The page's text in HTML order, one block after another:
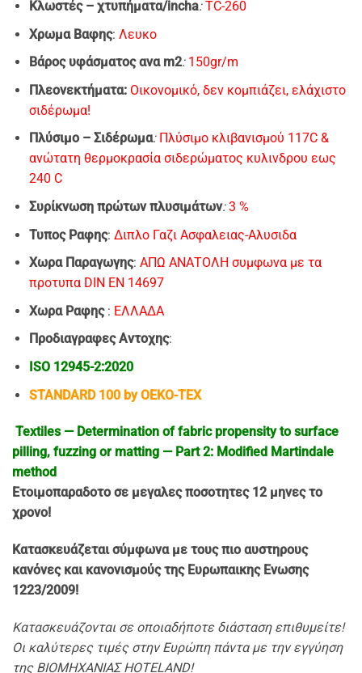
Κλωστές – χτυπήματα/incha:TC-260
Xρωμα Bαφης: Λευκο
Βάρος υφάσματος ανα m2: 150gr/m
Πλεονεκτήματα: Οικονομικό, δεν κομπιάζει, ελάχιστο
σιδέρωμα!
Πλύσιμo – Σιδέρωμα: Πλύσιμο κλιβανισμού 117C &
ανώτατη θερμοκρασία σιδερώματος κυλινδρου εως
240 C
Συρίκνωση πρώτων πλυσιμάτων:3 %
Τυπος Ραφης: Διπλο Γαζι Ασφαλειας-Αλυσιδα
Χωρα Παραγωγης: ΑΠΩ ΑΝΑΤΟΛΗ συμφωνα με τα
προτυπα DIN EN 14697
Χωρα Ραφης: EΛΛΑΔΑ
Προδιαγραφες Αντοχης:
ISO 12945-2:2020
STANDARD 100 by OEKO-TEX
Textiles — Determination of fabric propensity to surface
pilling, fuzzing or matting — Part 2: Modified Martindale
method
Ετοιμοπαραδοτo σε μεγαλες ποσοτητες 12 μηνες το
χρονο!
Κατασκευάζεται σύμφωνα με τους πιο αυστηρους
κανόνες και κανονισμούς της Ευρωπαικης Ενωσης
1223/2009!
Κατασκευάζονται σε οποιαδήποτε διάσταση επιθυμείτε!
Οι καλύτερες τιμές στην Ευρώπη πάντα με την εγγύηση
της ΒΙΟΜΗΧΑΝΙΑΣ HOTELAND!